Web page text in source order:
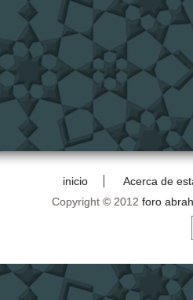
inicio
Acerca de
Copyright © 2012 foro